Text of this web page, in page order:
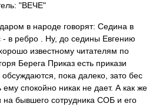
"ВЕЧЕ"
в народе говорят: Седина в
- в ребро . Ну, до седины Евгению
известному читателям по
Берега Приказ есть прикази
пока далеко, зато бес
ему спокойно никак не дает. А как же
на бывшего сотрудника СОБ и его